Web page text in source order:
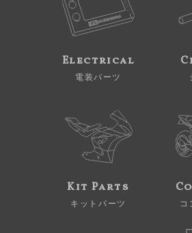
Electrical
電装パーツ
Kit Parts
キットパーツ コ